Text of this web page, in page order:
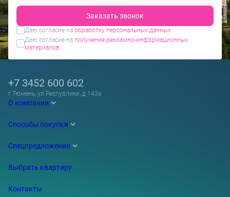
Заказать звонок
Даю согласие наобработку персональных данных
Даю согласие на получение рекламно-информационных
материалов
О компании
Способы покупки
Спецпредложения
Выбрать квартиру
Контакты
+7 3452 600 602
г Тюмень, ул Республики, д 143а